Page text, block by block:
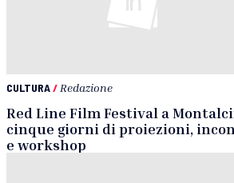
CULTURA/ Redazione
Red Line Film Festival a
cinque giorni di proiezioni,
e workshop